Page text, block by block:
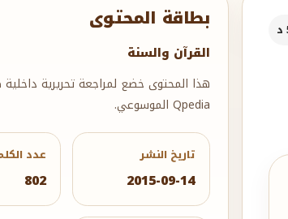
بطاقة المحتوى
القرآن والسنة
هذا المحتوى خضع لمراجعة تحريرية
Qpedia الموسوعي.
تاريخ النشر
2015-09-14
عدد
802